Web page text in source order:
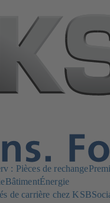
: Pièces de rechange
BâtimentÉnergie
de carrière chez KSB